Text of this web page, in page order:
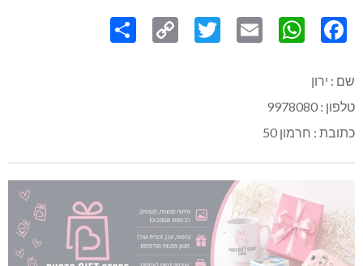
Link
שם : ירון
טלפון : 9978080
כתובת : חרמון 50